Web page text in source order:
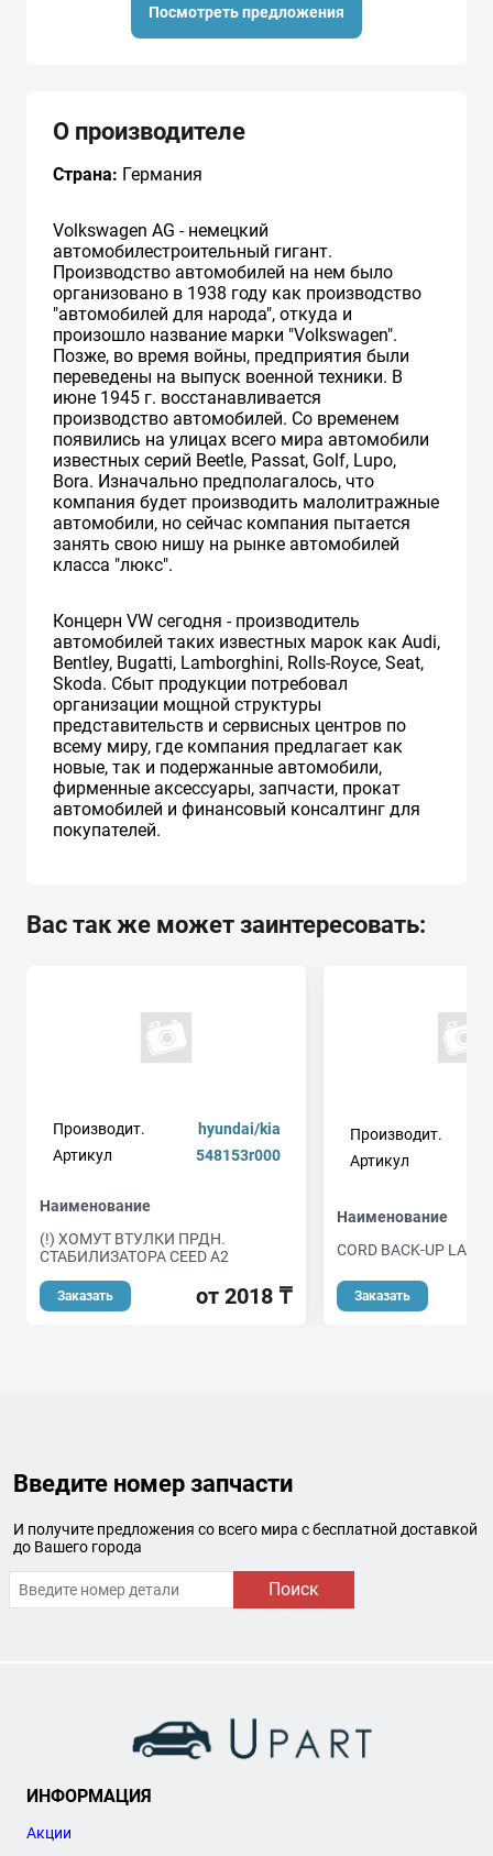
Посмотреть предложения
О производителе
Страна: Германия
Volkswagen AG - немецкий
автомобилестроительный гигант.
Производство автомобилей на нем было
организовано в 1938 году как производство
"автомобилей для народа", откуда и
произошло название марки "Volkswagen".
Позже, во время войны, предприятия были
переведены на выпуск военной техники. В
июне 1945 г. восстанавливается
производство автомобилей. Cо временем
появились на улицах всего мира автомобили
известных серий Beetle, Passat, Golf, Lupo,
Bora. Изначально предполагалось, что
компания будет производить малолитражные
автомобили, но сейчас компания пытается
занять свою нишу на рынке автомобилей
класса "люкс".
Концерн VW сегодня - производитель
автомобилей таких известных марок как Audi,
Bentley, Bugatti, Lamborghini, Rolls-Royce, Seat,
Skoda. Сбыт продукции потребовал
организации мощной структуры
представительств и сервисных центров по
всему миру, где компания предлагает как
новые, так и подержанные автомобили,
фирменные аксессуары, запчасти, прокат
автомобилей и финансовый консалтинг для
покупателей.
Вас так же может заинтересовать:
Производит.
hyundai/kia
Артикул
548153r000
Наименование
(!) ХОМУТ ВТУЛКИ ПРДН.
СТАБИЛИЗАТОРА CEED A2
Заказать от 2018 ₸
Производит.
Артикул
Наименование
CORD BACK-UP LAMP
Заказать
Введите номер запчасти
И получите предложения со всего мира с бесплатной доставкой
до Вашего города
Поиск
ИНФОРМАЦИЯ
Акции